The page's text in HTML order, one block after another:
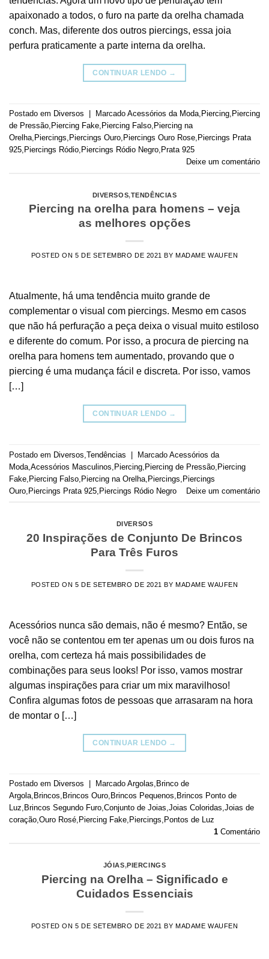
apaixonado a todos, o furo na parte da orelha chamada
conch. Mas, diferente dos outros piercings, essa joia
perfura praticamente a parte interna da orelha.
CONTINUAR LENDO →
Postado em Diversos Marcado Acessórios da Moda Piercing Piercing
de Pressão Piercing Fake Piercing Falso Piercing na
Orelha Piercings Piercings Ouro Piercings Ouro Rose Piercings Prata
925 Piercings Ródio Piercings Ródio Negro Prata 925
Deixe um comentário
DIVERSOS,TENDÊNCIAS
Piercing na orelha para homens – veja
as melhores opções
POSTED ON5 DE SETEMBRO DE 2021 BY MADAME WAUFEN
Atualmente, há uma tendência muito grande de
complementar o visual com piercings. Mesmo em casos
que não há perfuração a peça deixa o visual muito estiloso
e diferente do comum. Por isso, a procura de piercing na
orelha para homens tem aumentado, provando que o
piercing é uma mudança fácil e discreta. Por isso, vamos
[…]
CONTINUAR LENDO →
Postado em Diversos Tendências | Marcado Acessórios da
Moda Acessórios Masculinos Piercing Piercing de Pressão Piercing
Fake Piercing Falso Piercing na Orelha Piercings Piercings
Ouro Piercings Prata 925 Piercings Ródio Negro Deixe um comentário
DIVERSOS
20 Inspirações de Conjunto De Brincos
Para Três Furos
POSTED ON5 DE SETEMBRO DE 2021 BYMADAME WAUFEN
Acessórios nunca são demais, não é mesmo? Então, se
você não se contentou em ter apenas um ou dois furos na
orelha, com certeza há mais possibilidades de
combinações para seus looks! Por isso, vamos mostrar
algumas inspirações para criar um mix maravilhoso!
Confira algumas fotos de pessoas que arrasaram na hora
de montar o […]
CONTINUAR LENDO →
Postado em Diversos Marcado Argolas, Brinco de
Argola, Brincos, Brincos Ouro, Brincos Pequenos, Brincos Ponto de
Luz, Brincos Segundo Furo,Conjunto de Joias,Joias Coloridas,Joias de
coração,Ouro Rosé, Piercing Fake, Piercings, Pontos de Luz
1 Comentário
JÓIAS,PIERCINGS
Piercing na Orelha – Significado e
Cuidados Essenciais
POSTED ON5 DE SETEMBRO DE 2021 BYMADAME WAUFEN